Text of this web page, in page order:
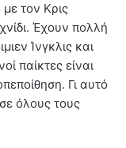
τον Κρις
Έχουν πολλή
Ίνγκλις και
παίκτες είναι
Γι αυτό
όλους τους